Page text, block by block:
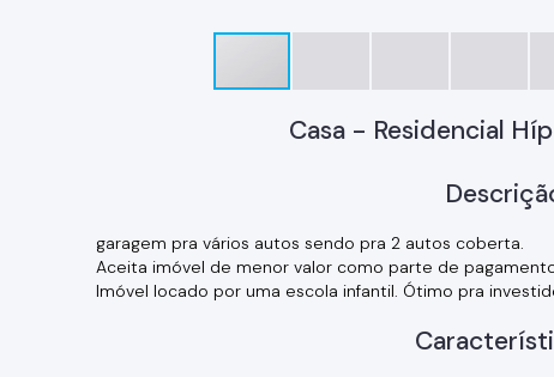
Casa - Residencial
garagem pra vários autos sendo pra 2 autos coberta.
Aceita imóvel de menor valor como parte de
Imóvel locado por uma escola infantil. Ótimo pra